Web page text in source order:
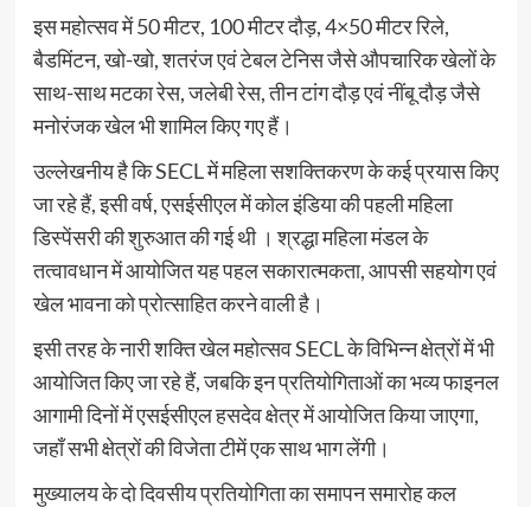
इस महोत्सव में 50 मीटर, 100 मीटर दौड़, 4×50 मीटर रिले,
बैडमिंटन, खो-खो, शतरंज एवं टेबल टेनिस जैसे औपचारिक खेलों के
साथ-साथ मटका रेस, जलेबी रेस, तीन टांग दौड़ एवं नींबू दौड़ जैसे
मनोरंजक खेल भी शामिल किए गए हैं।
उल्लेखनीय है कि SECL में महिला सशक्तिकरण के कई प्रयास किए
जा रहे हैं, इसी वर्ष, एसईसीएल में कोल इंडिया की पहली महिला
डिस्पेंसरी की शुरुआत की गई थी । श्रद्धा महिला मंडल के
तत्वावधान में आयोजित यह पहल सकारात्मकता, आपसी सहयोग एवं
खेल भावना को प्रोत्साहित करने वाली है।
इसी तरह के नारी शक्ति खेल महोत्सव SECL के विभिन्न क्षेत्रों में भी
आयोजित किए जा रहे हैं, जबकि इन प्रतियोगिताओं का भव्य फाइनल
आगामी दिनों में एसईसीएल हसदेव क्षेत्र में आयोजित किया जाएगा,
जहाँ सभी क्षेत्रों की विजेता टीमें एक साथ भाग लेंगी।
मुख्यालय के दो दिवसीय प्रतियोगिता का समापन समारोह कल